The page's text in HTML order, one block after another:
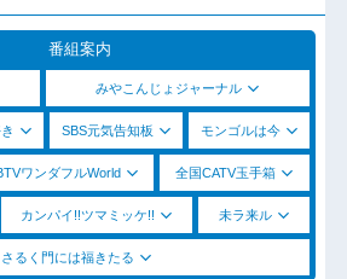
番組案内
みやこんじょジャーナル
SBS元気告知板 モンゴルは今
ワンダフルWorld 全国CATV玉手箱
カンパイ!!ツマミッケ!! 未ラ来ル
さるく門には福きたる